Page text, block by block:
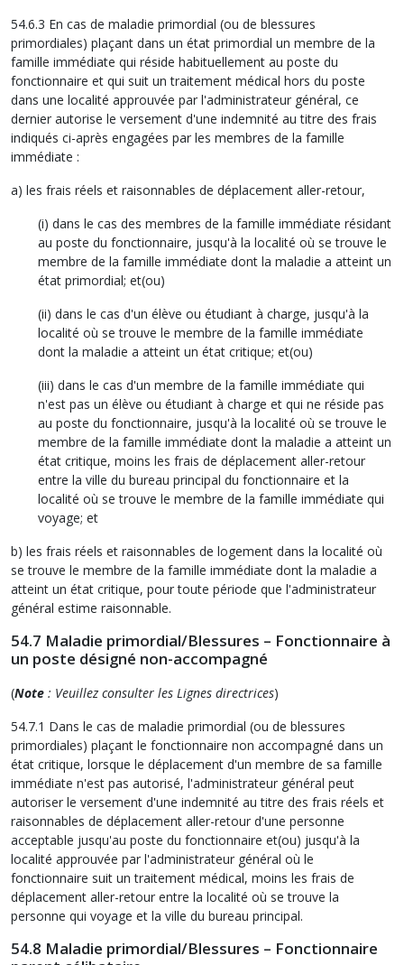
54.6.3 En cas de maladie primordial (ou de blessures
primordiales) plaçant dans un état primordial un membre de la
famille immédiate qui réside habituellement au poste du
fonctionnaire et qui suit un traitement médical hors du poste
dans une localité approuvée par l'administrateur général, ce
dernier autorise le versement d'une indemnité au titre des frais
indiqués ci-après engagées par les membres de la famille
immédiate :
a) les frais réels et raisonnables de déplacement aller-retour,
(i) dans le cas des membres de la famille immédiate résidant
au poste du fonctionnaire, jusqu'à la localité où se trouve le
membre de la famille immédiate dont la maladie a atteint un
état primordial; et(ou)
(ii) dans le cas d'un élève ou étudiant à charge, jusqu'à la
localité où se trouve le membre de la famille immédiate
dont la maladie a atteint un état critique; et(ou)
(iii) dans le cas d'un membre de la famille immédiate qui
n'est pas un élève ou étudiant à charge et qui ne réside pas
au poste du fonctionnaire, jusqu'à la localité où se trouve le
membre de la famille immédiate dont la maladie a atteint un
état critique, moins les frais de déplacement aller-retour
entre la ville du bureau principal du fonctionnaire et la
localité où se trouve le membre de la famille immédiate qui
voyage; et
b) les frais réels et raisonnables de logement dans la localité où
se trouve le membre de la famille immédiate dont la maladie a
atteint un état critique, pour toute période que l'administrateur
général estime raisonnable.
54.7 Maladie primordial/Blessures – Fonctionnaire à
un poste désigné non-accompagné
(Note : Veuillez consulter les Lignes directrices)
54.7.1 Dans le cas de maladie primordial (ou de blessures
primordiales) plaçant le fonctionnaire non accompagné dans un
état critique, lorsque le déplacement d'un membre de sa famille
immédiate n'est pas autorisé, l'administrateur général peut
autoriser le versement d'une indemnité au titre des frais réels et
raisonnables de déplacement aller-retour d'une personne
acceptable jusqu'au poste du fonctionnaire et(ou) jusqu'à la
localité approuvée par l'administrateur général où le
fonctionnaire suit un traitement médical, moins les frais de
déplacement aller-retour entre la localité où se trouve la
personne qui voyage et la ville du bureau principal.
54.8 Maladie primordial/Blessures – Fonctionnaire